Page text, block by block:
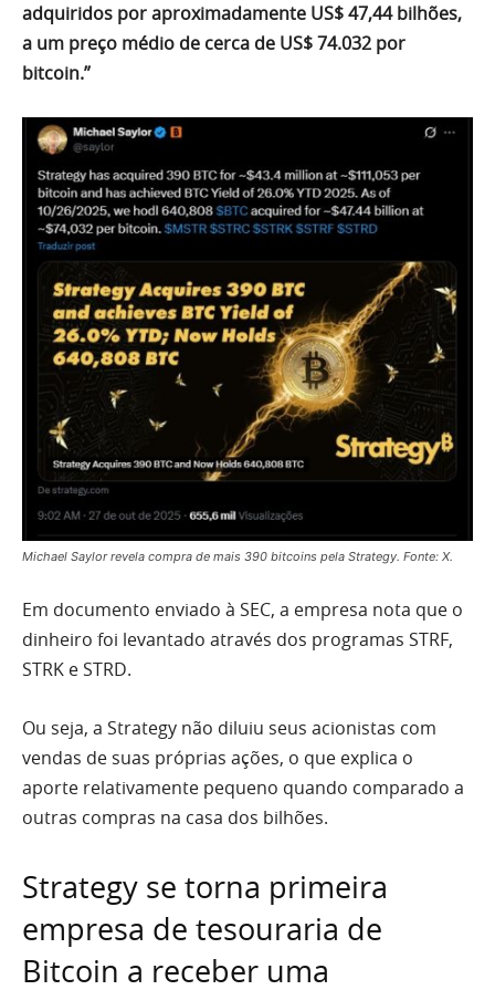
adquiridos por aproximadamente US$ 47,44 bilhões,
a um preço médio de cerca de US$ 74.032 por
bitcoin.”
Michael Saylor revela compra de mais 390 bitcoins pela Strategy. Fonte: X.
Em documento enviado à SEC, a empresa nota que o
dinheiro foi levantado através dos programas STRF,
STRK e STRD.
Ou seja, a Strategy não diluiu seus acionistas com
vendas de suas próprias ações, o que explica o
aporte relativamente pequeno quando comparado a
outras compras na casa dos bilhões.
Strategy se torna primeira
empresa de tesouraria de
Bitcoin a receber uma